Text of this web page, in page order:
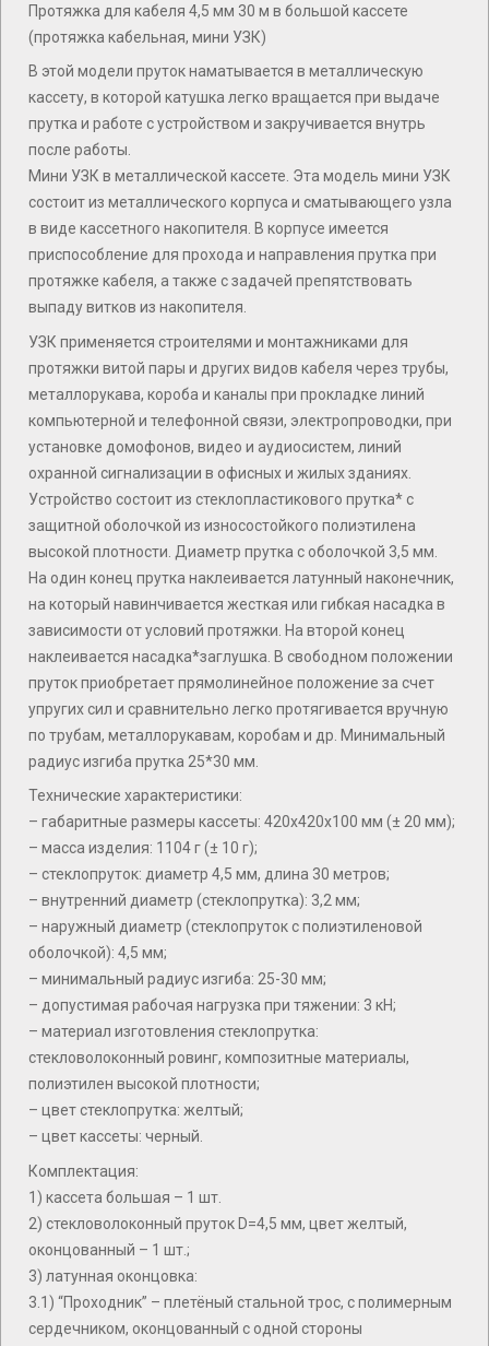
Протяжка для кабеля 4,5 мм 30 м в большой кассете
(протяжка кабельная, мини УЗК)
В этой модели пруток наматывается в металлическую
кассету, в которой катушка легко вращается при выдаче
прутка и работе с устройством и закручивается внутрь
после работы.
Мини УЗК в металлической кассете. Эта модель мини УЗК
состоит из металлического корпуса и сматывающего узла
в виде кассетного накопителя. В корпусе имеется
приспособление для прохода и направления прутка при
протяжке кабеля, а также с задачей препятствовать
выпаду витков из накопителя.
УЗК применяется строителями и монтажниками для
протяжки витой пары и других видов кабеля через трубы,
металлорукава, короба и каналы при прокладке линий
компьютерной и телефонной связи, электропроводки, при
установке домофонов, видео и аудиосистем, линий
охранной сигнализации в офисных и жилых зданиях.
Устройство состоит из стеклопластикового прутка* с
защитной оболочкой из износостойкого полиэтилена
высокой плотности. Диаметр прутка с оболочкой 3,5 мм.
На один конец прутка наклеивается латунный наконечник,
на который навинчивается жесткая или гибкая насадка в
зависимости от условий протяжки. На второй конец
наклеивается насадка*заглушка. В свободном положении
пруток приобретает прямолинейное положение за счет
упругих сил и сравнительно легко протягивается вручную
по трубам, металлорукавам, коробам и др. Минимальный
радиус изгиба прутка 25*30 мм.
Технические характеристики:
– габаритные размеры кассеты: 420х420х100 мм (± 20 мм);
– масса изделия: 1104 г (± 10 г);
– стеклопруток: диаметр 4,5 мм, длина 30 метров;
– внутренний диаметр (стеклопрутка): 3,2 мм;
– наружный диаметр (стеклопруток с полиэтиленовой
оболочкой): 4,5 мм;
– минимальный радиус изгиба: 25-30 мм;
– допустимая рабочая нагрузка при тяжении: 3 кН;
– материал изготовления стеклопрутка:
стекловолоконный ровинг, композитные материалы,
полиэтилен высокой плотности;
– цвет стеклопрутка: желтый;
– цвет кассеты: черный.
Комплектация:
1) кассета большая – 1 шт.
2) стекловолоконный пруток D=4,5 мм, цвет желтый,
оконцованный – 1 шт.;
3) латунная оконцовка:
3.1) “Проходник” – плетёный стальной трос, с полимерным
сердечником, оконцованный с одной стороны